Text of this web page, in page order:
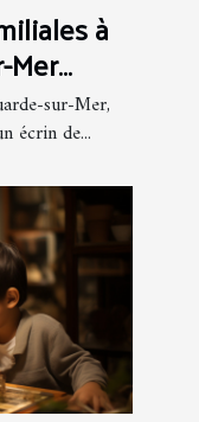
à
Mer
sur-Mer,
écrin de...